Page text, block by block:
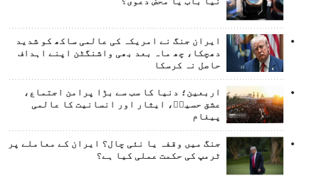
ایران جنگ نے امریکہ کی عالمی ساکھ کو شدید
دھچکا، چھ ماہ بعد بھی واشنگٹن اپنے اہداف
حاصل نہ کرسکا
اربعین؛ دنیا کا سب سے بڑا پرامن اجتماع،
عشق حسینؑ، ایثار اور انسانیت کا عالمی
پیغام
جنگ میں وقفہ یا نئی چال؟ ایران کے معاملے پر
ٹرمپ کی حکمت عملی کیا ہے؟